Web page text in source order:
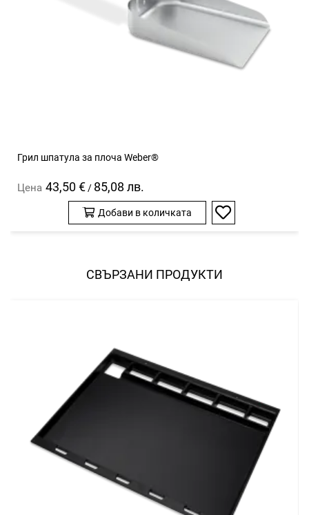
Грил шпатула за плоча Weber®
Цена 43,50 € / 85,08 лв.
Добави в количката
Добави
СВЪРЗАНИ ПРОДУКТИ